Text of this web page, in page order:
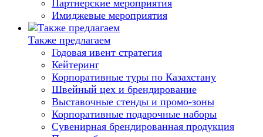
Партнерские мероприятия
Имиджевые мероприятия
Также предлагаем
Годовая ивент стратегия
Кейтеринг
Корпоративные туры по Казахстану
Швейный цех и брендирование
Выставочные стенды и промо-зоны
Корпоративные подарочные наборы
Сувенирная брендированная продукция